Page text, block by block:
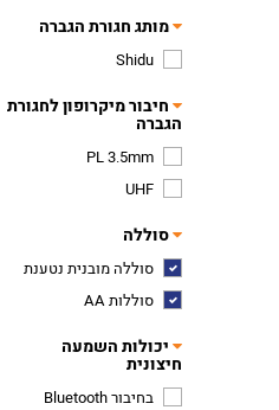
מותג חגורת הגברה
Shidu
חיבור מיקרופון לחגורת
הגברה
PL 3.5mm
UHF
סוללה
סוללה מובנית נטענת
סוללות AA
יכולות השמעה
חיצונית
בחיבור Bluetooth